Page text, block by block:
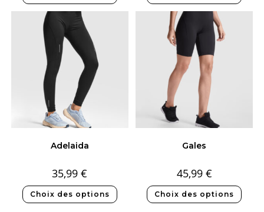
Adelaida
35,99€
Choix des options
Gales
45,99 €
Choix des options